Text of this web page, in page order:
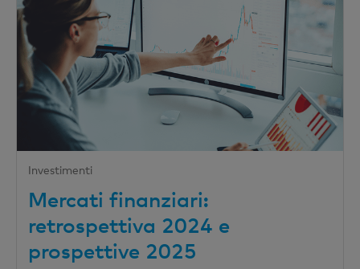
Investimenti
Mercati finanziari:
retrospettiva 2024 e
prospettive 2025